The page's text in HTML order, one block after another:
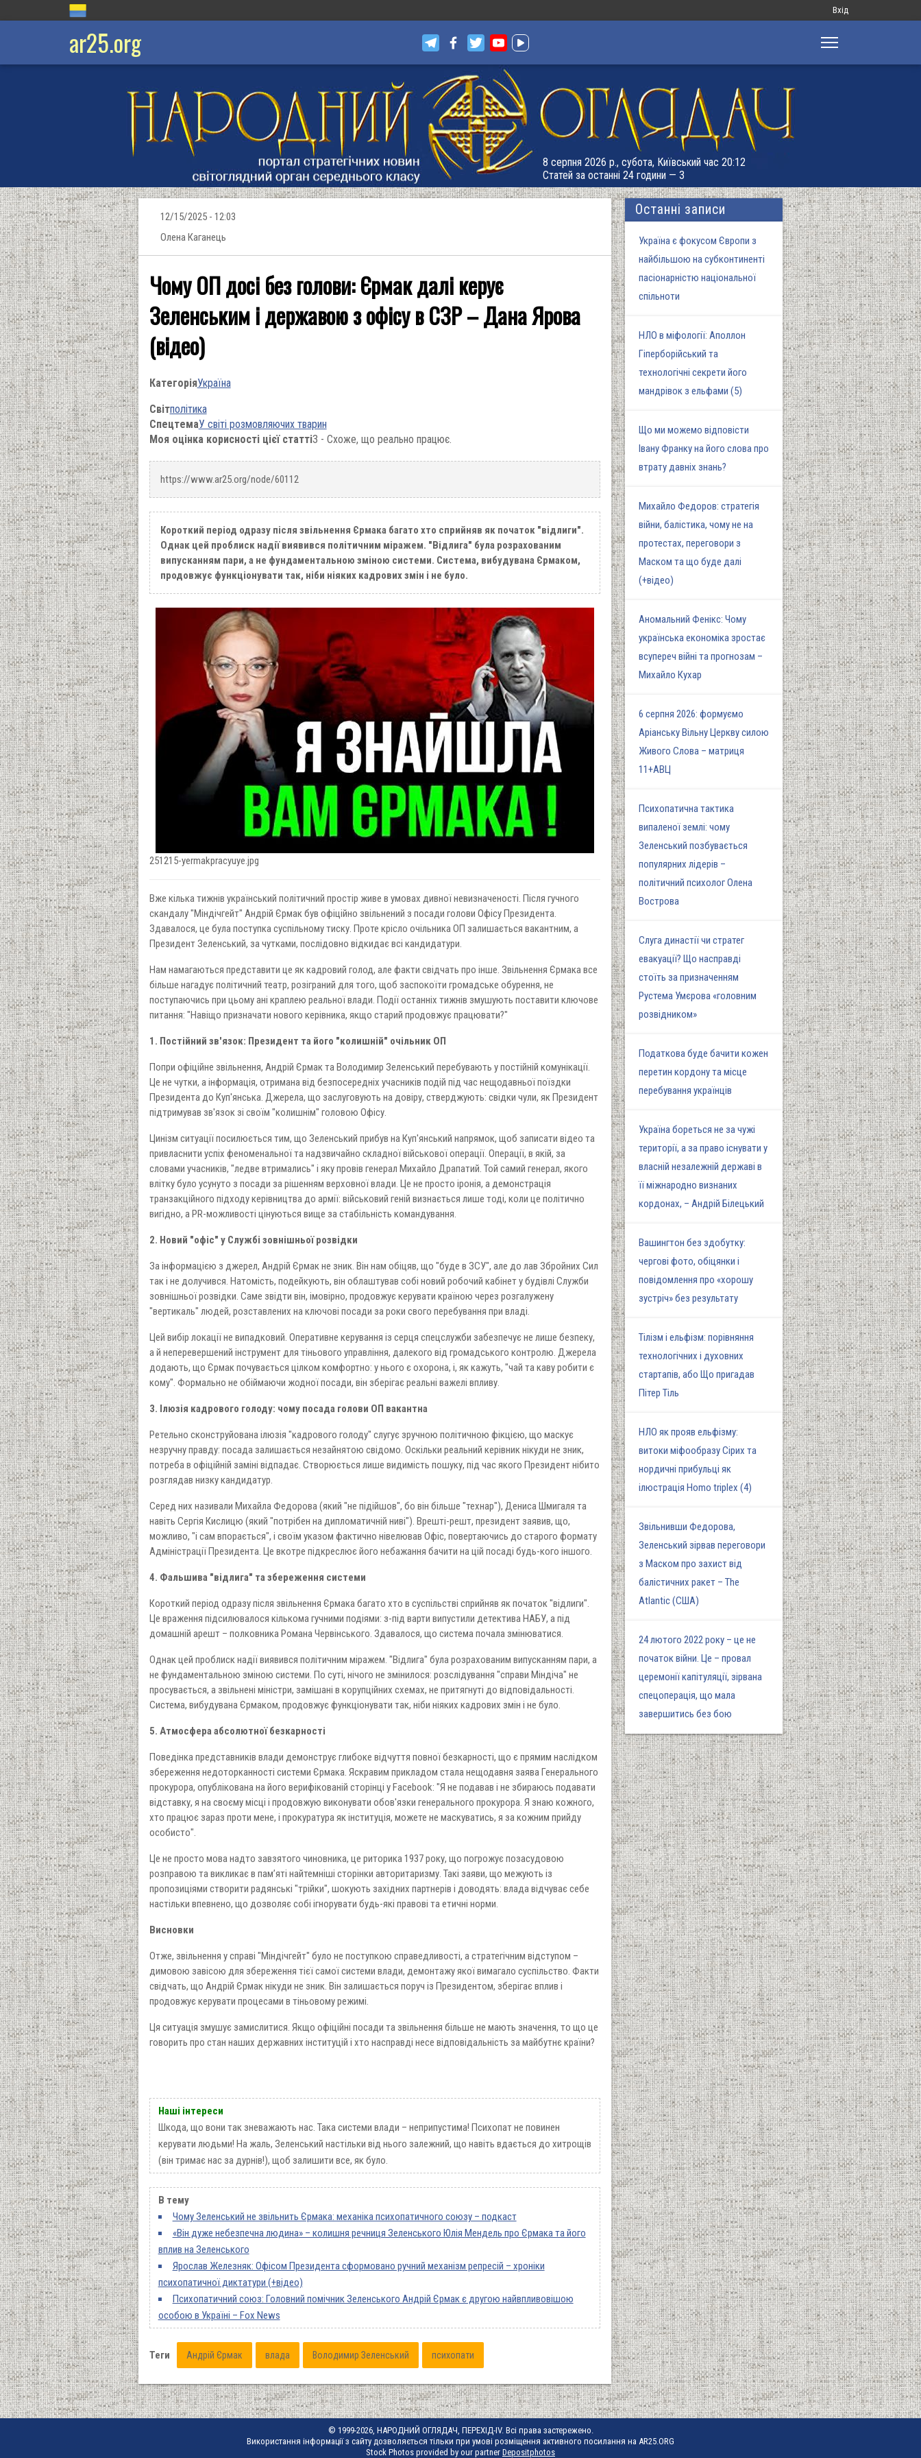
Меню
запису
Вхід
ar25.org
8 серпня 2026 р., субота, Київський час 20:12
Статей за останні 24 години — 3
12/15/2025 - 12:03
Олена Каганець
Чому ОП досі без голови: Єрмак далі керує
Зеленським і державою з офісу в СЗР – Дана Ярова
(відео)
КатегоріяУкраїна
Світполітика
СпецтемаУ світі розмовляючих тварин
Моя оцінка корисності цієї статті3 - Схоже, що реально працює.
https://www.ar25.org/node/60112
Короткий період одразу після звільнення Єрмака багато хто сприйняв як початок "відлиги".
Однак цей проблиск надії виявився політичним міражем. "Відлига" була розрахованим
випусканням пари, а не фундаментальною зміною системи. Система, вибудувана Єрмаком,
продовжує функціонувати так, ніби ніяких кадрових змін і не було.
251215-yermakpracyuye.jpg
Вже кілька тижнів український політичний простір живе в умовах дивної невизначеності. Після гучного
скандалу "Міндічгейт" Андрій Єрмак був офіційно звільнений з посади голови Офісу Президента.
Здавалося, це була поступка суспільному тиску. Проте крісло очільника ОП залишається вакантним, а
Президент Зеленський, за чутками, послідовно відкидає всі кандидатури.
Нам намагаються представити це як кадровий голод, але факти свідчать про інше. Звільнення Єрмака все
більше нагадує політичний театр, розіграний для того, щоб заспокоїти громадське обурення, не
поступаючись при цьому ані краплею реальної влади. Події останніх тижнів змушують поставити ключове
питання: "Навіщо призначати нового керівника, якщо старий продовжує працювати?"
1. Постійний зв'язок: Президент та його "колишній" очільник ОП
Попри офіційне звільнення, Андрій Єрмак та Володимир Зеленський перебувають у постійній комунікації.
Це не чутки, а інформація, отримана від безпосередніх учасників подій під час нещодавньої поїздки
Президента до Куп'янська. Джерела, що заслуговують на довіру, стверджують: свідки чули, як Президент
підтримував зв'язок зі своїм "колишнім" головою Офісу.
Цинізм ситуації посилюється тим, що Зеленський прибув на Куп'янський напрямок, щоб записати відео та
привласнити успіх феноменальної та надзвичайно складної військової операції. Операції, в якій, за
словами учасників, "ледве втримались" і яку провів генерал Михайло Драпатий. Той самий генерал, якого
влітку було усунуто з посади за рішенням верховної влади. Це не просто іронія, а демонстрація
транзакційного підходу керівництва до армії: військовий геній визнається лише тоді, коли це політично
вигідно, а PR-можливості цінуються вище за стабільність командування.
2. Новий "офіс" у Службі зовнішньої розвідки
За інформацією з джерел, Андрій Єрмак не зник. Він нам обіцяв, що "буде в ЗСУ", але до лав Збройних Сил
так і не долучився. Натомість, подейкують, він облаштував собі новий робочий кабінет у будівлі Служби
зовнішньої розвідки. Саме звідти він, імовірно, продовжує керувати країною через розгалужену
"вертикаль" людей, розставлених на ключові посади за роки свого перебування при владі.
Цей вибір локації не випадковий. Оперативне керування із серця спецслужби забезпечує не лише безпеку,
а й неперевершений інструмент для тіньового управління, далекого від громадського контролю. Джерела
додають, що Єрмак почувається цілком комфортно: у нього є охорона, і, як кажуть, "чай та каву робити є
кому". Формально не обіймаючи жодної посади, він зберігає реальні важелі впливу.
3. Ілюзія кадрового голоду: чому посада голови ОП вакантна
Ретельно сконструйована ілюзія "кадрового голоду" слугує зручною політичною фікцією, що маскує
незручну правду: посада залишається незайнятою свідомо. Оскільки реальний керівник нікуди не зник,
потреба в офіційній заміні відпадає. Створюється лише видимість пошуку, під час якого Президент нібито
розглядав низку кандидатур.
Серед них називали Михайла Федорова (який "не підійшов", бо він більше "технар"), Дениса Шмигаля та
навіть Сергія Кислицю (який "потрібен на дипломатичній ниві"). Врешті-решт, президент заявив, що,
можливо, "і сам впорається", і своїм указом фактично нівелював Офіс, повертаючись до старого формату
Адміністрації Президента. Це вкотре підкреслює його небажання бачити на цій посаді будь-кого іншого.
4. Фальшива "відлига" та збереження системи
Короткий період одразу після звільнення Єрмака багато хто в суспільстві сприйняв як початок "відлиги".
Це враження підсилювалося кількома гучними подіями: з-під варти випустили детектива НАБУ, а під
домашній арешт – полковника Романа Червінського. Здавалося, що система почала змінюватися.
Однак цей проблиск надії виявився політичним міражем. "Відлига" була розрахованим випусканням пари, а
не фундаментальною зміною системи. По суті, нічого не змінилося: розслідування "справи Міндіча" не
просувається, а звільнені міністри, замішані в корупційних схемах, не притягнуті до відповідальності.
Система, вибудувана Єрмаком, продовжує функціонувати так, ніби ніяких кадрових змін і не було.
5. Атмосфера абсолютної безкарності
Поведінка представників влади демонструє глибоке відчуття повної безкарності, що є прямим наслідком
збереження недоторканності системи Єрмака. Яскравим прикладом стала нещодавня заява Генерального
прокурора, опублікована на його верифікованій сторінці у Facebook: "Я не подавав і не збираюсь подавати
відставку, я на своєму місці і продовжую виконувати обов'язки генерального прокурора. Я знаю кожного,
хто працює зараз проти мене, і прокуратура як інституція, можете не маскуватись, я за кожним прийду
особисто".
Це не просто мова надто завзятого чиновника, це риторика 1937 року, що погрожує позасудовою
розправою та викликає в пам’яті найтемніші сторінки авторитаризму. Такі заяви, що межують із
пропозиціями створити радянські "трійки", шокують західних партнерів і доводять: влада відчуває себе
настільки впевнено, що дозволяє собі ігнорувати будь-які правові та етичні норми.
Висновки
Отже, звільнення у справі "Міндічгейт" було не поступкою справедливості, а стратегічним відступом –
димовою завісою для збереження тієї самої системи влади, демонтажу якої вимагало суспільство. Факти
свідчать, що Андрій Єрмак нікуди не зник. Він залишається поруч із Президентом, зберігає вплив і
продовжує керувати процесами в тіньовому режимі.
Ця ситуація змушує замислитися. Якщо офіційні посади та звільнення більше не мають значення, то що це
говорить про стан наших державних інституцій і хто насправді несе відповідальність за майбутнє країни?
Наші інтереси
Шкода, що вони так зневажають нас. Така системи влади – неприпустима! Психопат не повинен
керувати людьми! На жаль, Зеленський настільки від нього залежний, що навіть вдається до хитрощів
(він тримає нас за дурнів!), щоб залишити все, як було.
В тему
Чому Зеленський не звільнить Єрмака: механіка психопатичного союзу – подкаст
«Він дуже небезпечна людина» – колишня речниця Зеленського Юлія Мендель про Єрмака та його
вплив на Зеленського
Ярослав Железняк: Офісом Президента сформовано ручний механізм репресій – хроніки
психопатичної диктатури (+відео)
Психопатичний союз: Головний помічник Зеленського Андрій Єрмак є другою найвпливовішою
особою в Україні – Fox News
Теги Андрій Єрмак влада Володимир Зеленський психопати
Останні записи
Україна є фокусом Європи з
найбільшою на субконтиненті
пасіонарністю національної
спільноти
НЛО в міфології: Аполлон
Гіперборійський та
технологічні секрети його
мандрівок з ельфами (5)
Що ми можемо відповісти
Івану Франку на його слова про
втрату давніх знань?
Михайло Федоров: стратегія
війни, балістика, чому не на
протестах, переговори з
Маском та що буде далі
(+відео)
Аномальний Фенікс: Чому
українська економіка зростає
всупереч війні та прогнозам –
Михайло Кухар
6 серпня 2026: формуємо
Аріанську Вільну Церкву силою
Живого Слова – матриця
11+АВЦ
Психопатична тактика
випаленої землі: чому
Зеленський позбувається
популярних лідерів –
політичний психолог Олена
Вострова
Слуга династії чи стратег
евакуації? Що насправді
стоїть за призначенням
Рустема Умєрова «головним
розвідником»
Податкова буде бачити кожен
перетин кордону та місце
перебування українців
Україна бореться не за чужі
території, а за право існувати у
власній незалежній державі в
її міжнародно визнаних
кордонах, – Андрій Білецький
Вашингтон без здобутку:
чергові фото, обіцянки і
повідомлення про «хорошу
зустріч» без результату
Тілізм і ельфізм: порівняння
технологічних і духовних
стартапів, або Що пригадав
Пітер Тіль
НЛО як прояв ельфізму:
витоки міфообразу Сірих та
нордичні прибульці як
ілюстрація Homo triplex (4)
Звільнивши Федорова,
Зеленський зірвав переговори
з Маском про захист від
балістичних ракет – The
Atlantic (США)
24 лютого 2022 року – це не
початок війни. Це – провал
церемонії капітуляції, зірвана
спецоперація, що мала
завершитись без бою
© 1999-2026, НАРОДНИЙ ОГЛЯДАЧ, ПЕРЕХІД-IV. Всі права застережено.
Використання інформації з сайту дозволяється тільки при умові розміщення активного посилання на AR25.ORG
Stock Photos provided by our partner Depositphotos